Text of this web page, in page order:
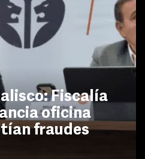
Fiscalía
oficina
fraudes